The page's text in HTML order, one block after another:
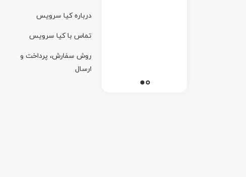
درباره کيا سرويس
تماس با کيا سرويس
روش سفارش، پرداخت و
ارسال